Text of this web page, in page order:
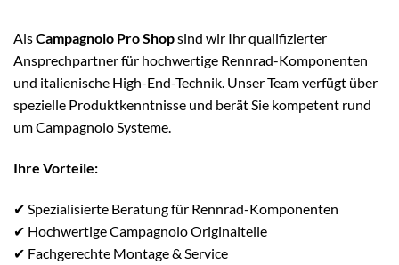
AlsCampagnolo Pro Shopsind wir Ihr qualifizierter
Ansprechpartner für hochwertige Rennrad-Komponenten
und italienische High-End-Technik. Unser Team verfügt über
spezielle Produktkenntnisse und berät Sie kompetent rund
um Campagnolo Systeme.
Ihre Vorteile:
✔ Spezialisierte Beratung für Rennrad-Komponenten
✔ Hochwertige Campagnolo Originalteile
✔ Fachgerechte Montage & Service